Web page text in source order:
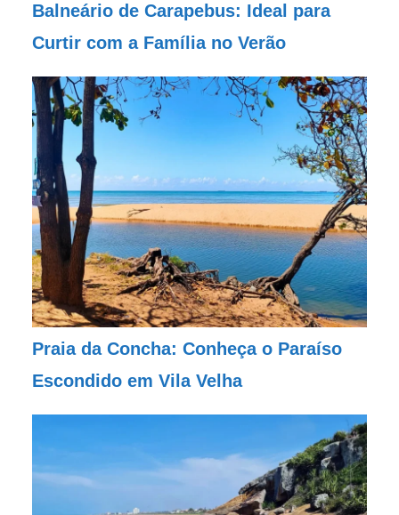
Balneário de Carapebus: Ideal para
Curtir com a Família no Verão
Praia da Concha: Conheça o Paraíso
Escondido em Vila Velha